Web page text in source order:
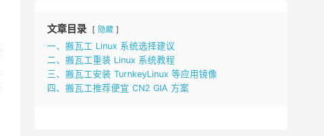
文章目录 隐藏
一、搬瓦工 Linux 系统选择建议
二、搬瓦工重装 Linux 系统教程
三、搬瓦工安装 TurnkeyLinux 等应用镜像
四、搬瓦工推荐便宜 CN2 GIA 方案